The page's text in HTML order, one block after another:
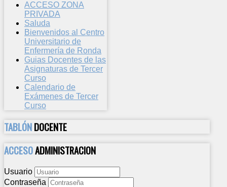
ACCESO ZONA
PRIVADA
Saluda
Bienvenidos al Centro
Universitario de
Enfermería de Ronda
Guias Docentes de las
Asignaturas de Tercer
Curso
Calendario de
Exámenes de Tercer
Curso
TABLÓNDOCENTE
ACCESOADMINISTRACION
Usuario
Contraseña